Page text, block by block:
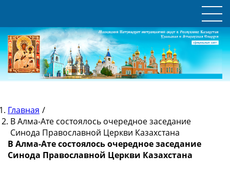
Главная /
В Алма-Ате состоялось очередное заседание
Синода Православной Церкви Казахстана
В Алма-Ате состоялось очередное заседание
Синода Православной Церкви Казахстана